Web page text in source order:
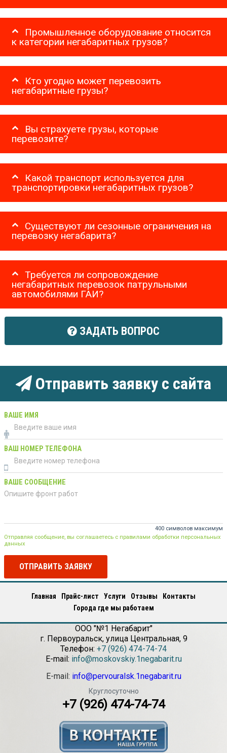
Промышленное оборудование относится
к категории негабаритных грузов?
Кто угодно может перевозить
негабаритные грузы?
Вы страхуете грузы, которые
перевозите?
Какой транспорт используется для
транспортировки негабаритных грузов?
Существуют ли сезонные ограничения на
перевозку негабарита?
Требуется ли сопровождение
негабаритных перевозок патрульными
автомобилями ГАИ?
ЗАДАТЬ ВОПРОС
Отправить заявку с сайта
ВАШЕ ИМЯ
ВАШ НОМЕР ТЕЛЕФОНА
ВАШЕ СООБЩЕНИЕ
400 символов максимум
Отправляя сообщение, вы соглашаетесь с правилами обработки персональных
данных
ОТПРАВИТЬ ЗАЯВКУ
Главная Прайс-лист Услуги Отзывы
Контакты
Города где мы работаем
ООО "№1 Негабарит"
г. Первоуральск, улица Центральная, 9
Телефон: +7 (926) 474-74-74
E-mail: info@moskovskiy.1negabarit.ru
E-mail: info@pervouralsk.1negabarit.ru
Круглосуточно
+7 (926) 474-74-74